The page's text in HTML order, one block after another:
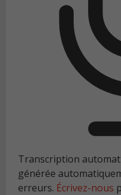
Transcription
générée
erreurs. Écrivez-nous